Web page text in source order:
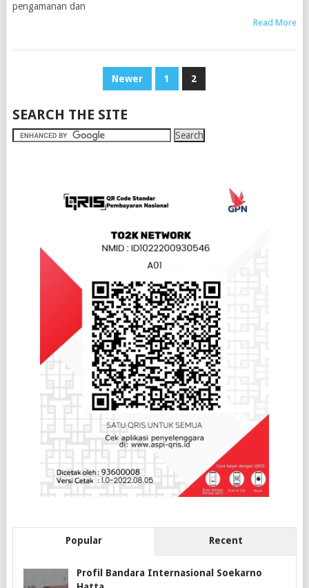
pengamanan dan
Read More
Newer 1 2
SEARCH THE SITE
Popular Recent
Profil Bandara Internasional Soekarno